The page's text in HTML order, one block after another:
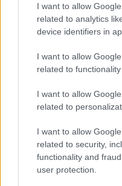
I want to allow
related to analytics
device identifiers in
I want to allow
related to
I want to allow
related to
I want to allow
related to security,
functionality and
user protection.